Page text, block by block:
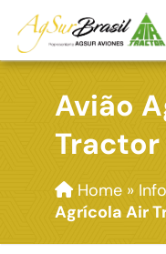
Avião
Home»
Agrícola Air